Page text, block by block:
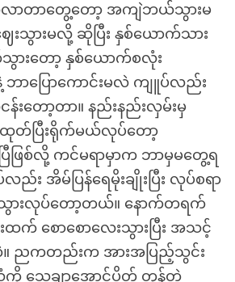
ာတာတွေ့တော့ အကျဲဘယ်သွားမ
သွားမလို့ ဆိုပြီး နှစ်ယောက်သား
ားတော့ နှစ်ယောက်စလုံး
ဘာပြောကောင်းမလဲ ကျူပ်လည်း
းတော့တာ။ နည်းနည်းလှမ်းမှ
ထုတ်ပြီးရိုက်မယ်လုပ်တော့
ြီဖြစ်လို့ ကင်မရာမှာက ဘာမှမတွေ့ရ
ည်း အိမ်ပြန်ရေမိုးချိုးပြီး လုပ်စရာ
ားလုပ်တော့တယ်။ နောက်တရက်
ထက် စောစောလေးသွားပြီး အသင့်
။ ညကတည်းက အားအပြည့်သွင်း
ကို သေချာအောင်ပိတ် တုန်တဲ့